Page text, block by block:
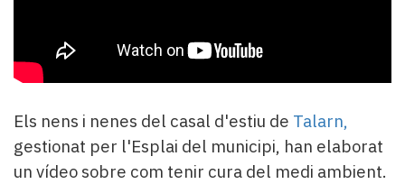
la
teva!
La
newsletter
del
Els nens i nenes del casal d'estiu de Talarn,
gestionat per l'Esplai del municipi, han elaborat
un vídeo sobre com tenir cura del medi ambient.